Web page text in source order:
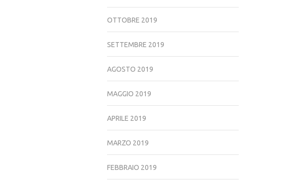
OTTOBRE 2019
SETTEMBRE 2019
AGOSTO 2019
MAGGIO 2019
APRILE 2019
MARZO 2019
FEBBRAIO 2019